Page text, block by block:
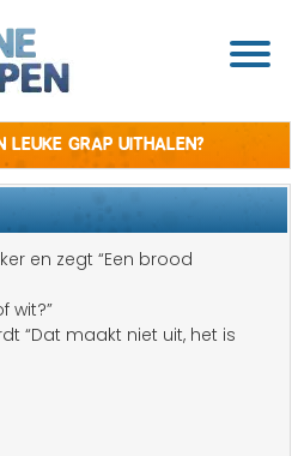
leuke grap uithalen?
en zegt “Een brood
wit?”
“Dat maakt niet uit, het is